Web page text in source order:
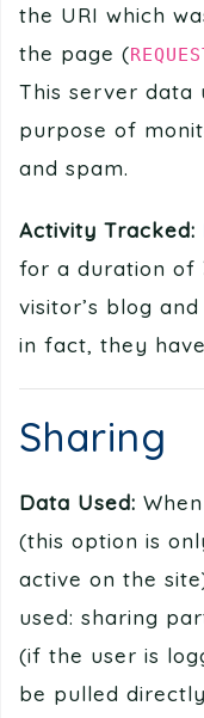
the URI which
the page (
This server data
purpose of
and spam.
Activity Tracked:
for a duration of
visitor’s blog
in fact, they
Sharing
Data Used:
(this option is
active on the
used: sharing
(if the user is
be pulled